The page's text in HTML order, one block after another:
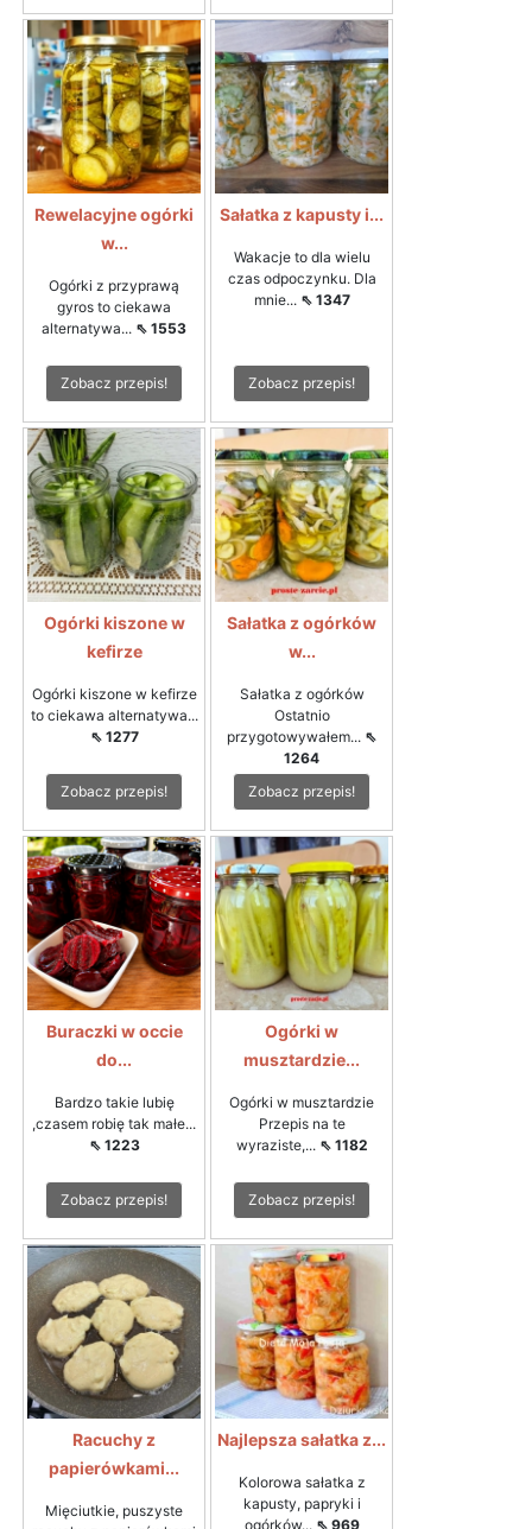
Rewelacyjne ogórki
w...
Ogórki z przyprawą
gyros to ciekawa
alternatywa... ⇖ 1553
Zobacz przepis!
Sałatka z kapusty i...
Wakacje to dla wielu
czas odpoczynku. Dla
mnie... ⇖ 1347
Zobacz przepis!
Ogórki kiszone w
kefirze
Ogórki kiszone w kefirze
to ciekawa alternatywa...
⇖ 1277
Zobacz przepis!
Sałatka z ogórków
w...
Sałatka z ogórków
Ostatnio
przygotowywałem... ⇖
1264
Zobacz przepis!
Buraczki w occie
do...
Bardzo takie lubię
,czasem robię tak małe...
⇖ 1223
Zobacz przepis!
Ogórki w
musztardzie...
Ogórki w musztardzie
Przepis na te
wyraziste,... ⇖ 1182
Zobacz przepis!
Racuchy z
papierówkami...
Mięciutkie, puszyste
Najlepsza sałatka z...
Kolorowa sałatka z
kapusty, papryki i
ogórków... ⇖ 969